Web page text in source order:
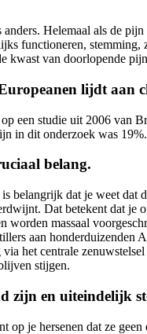
Helemaal als de
functioneren,
kwast van doorlopende
lijdt aan
een studie uit 2006
in dit onderzoek was
belang.
belangrijk dat je weet
Dat betekent dat
massaal
aan
het centrale
stijgen.
zijn en uiteindelijk
op je hersenen dat ze